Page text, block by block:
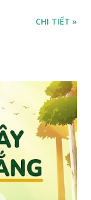
CHI TIẾT »